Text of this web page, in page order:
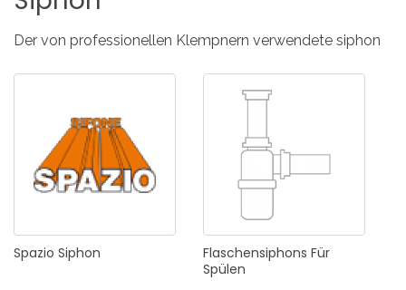
Der von professionellen Klempnern verwendete siphon
Spazio Siphon Flaschensiphons Für
Spülen